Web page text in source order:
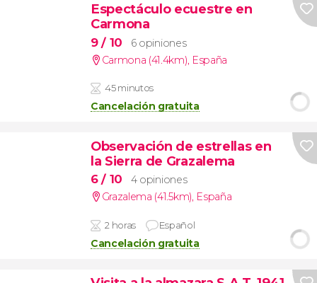
Espectáculo ecuestre en
Carmona
9/ 10
6 opiniones
Carmona (41.4km) España
45 minutos
Cancelación gratuita
Observación de estrellas en
la Sierra de Grazalema
6/ 10
4 opiniones
Grazalema (41.5km), España
2 horas Español
Cancelación gratuita